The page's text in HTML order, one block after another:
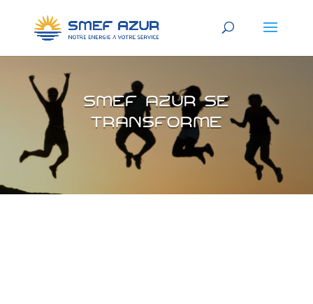
SMEF AZUR se
transforme